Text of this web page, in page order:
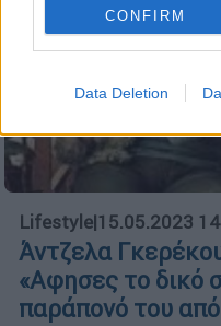
CONFIRM
Data Deletion
Lifestyle|15.05.2023
Άντζελα
«Αφησες το δικό
παράπονό του